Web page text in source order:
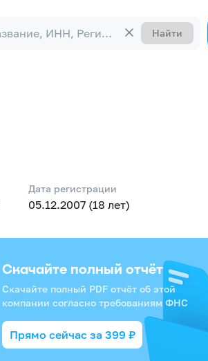
Найти
Дата регистрации
05.12.2007 (18 лет)
Скачайте полный отчёт
Скачайте полный PDF отчёт об этой
компании согласно требованиям ФНС
Прямо сейчас за 399 ₽